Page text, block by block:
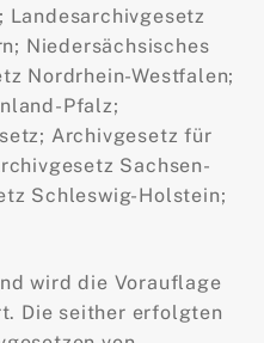
Landesarchivgesetz
Niedersächsisches
Nordrhein-Westfalen;
Pfalz;
Archivgesetz für
Sachsen-
Schleswig-Holstein;
wird die Vorauflage
Die seither erfolgten